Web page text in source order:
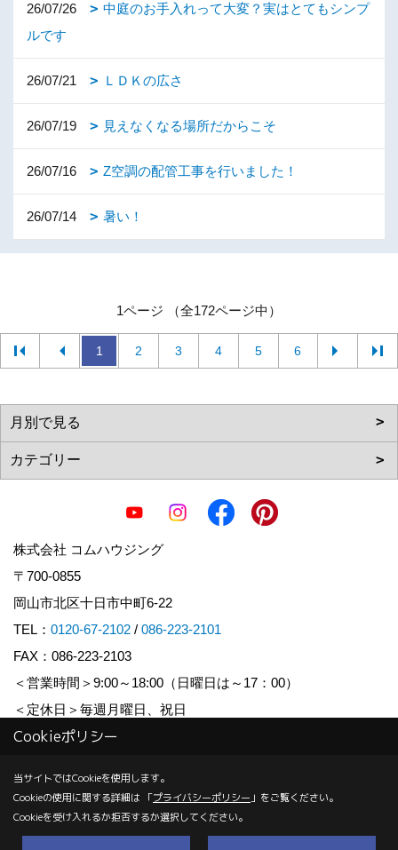
26/07/26
中庭のお手入れって大変？実はとてもシンプ
ルです
26/07/21 ＬＤＫの広さ
26/07/19 見えなくなる場所だからこそ
26/07/16 Z空調の配管工事を行いました！
26/07/14 暑い！
1ページ （全172ページ中）
1 2 3 4 5 6
株式会社 コムハウジング
〒700-0855
岡山市北区十日市中町6-22
TEL： 0120-67-2102 / 086-223-2101
FAX：086-223-2103
＜営業時間＞9:00～18:00（日曜日は～17：00）
＜定休日＞毎週月曜日、祝日
Copyright (c) COM HOUSHING Inc. All Rights Reserved.
Produced byゴデスクリエイト
Cookieポリシー
当サイトではCookieを使用します。
Cookieの使用に関する詳細は 「プライバシーポリシー 」をご覧ください。
Cookieを受け入れるか拒否するか選択してください。